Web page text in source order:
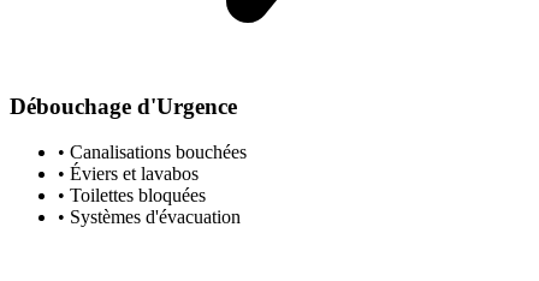
Débouchage d'Urgence
• Canalisations bouchées
• Éviers et lavabos
• Toilettes bloquées
• Systèmes d'évacuation